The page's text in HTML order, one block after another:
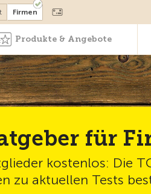
Firmen
Produkte & Angebote
für
kostenlos: Die
zu aktuellen Tests